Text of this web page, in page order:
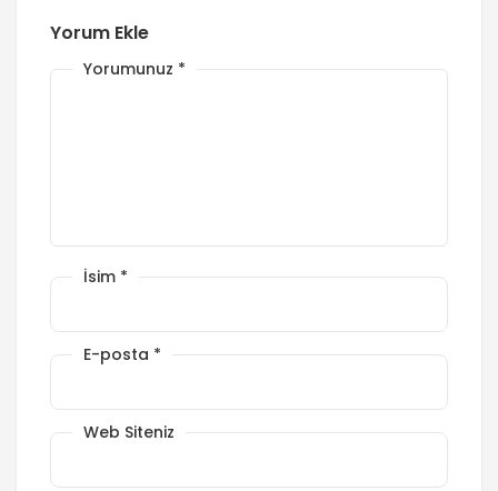
Yorum Ekle
Yorumunuz *
İsim *
E-posta *
Web Siteniz